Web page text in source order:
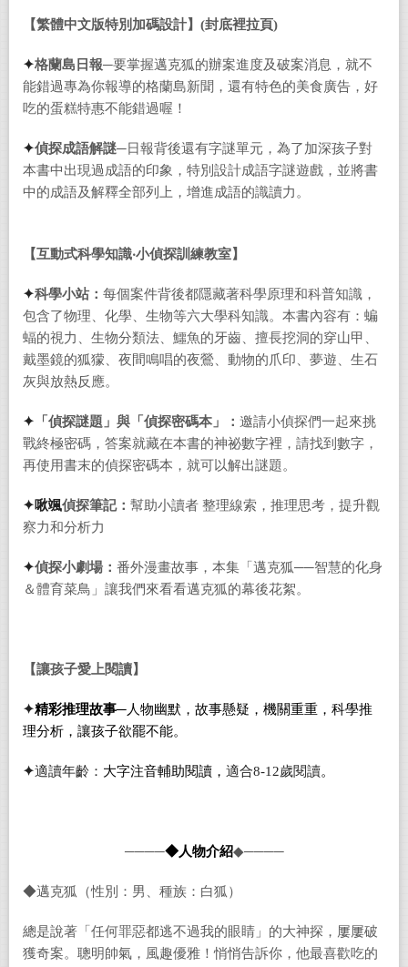
【繁體中文版特別加碼設計】(封底裡拉頁)
✦格蘭島日報─要掌握邁克狐的辦案進度及破案消息，就不
能錯過專為你報導的格蘭島新聞，還有特色的美食廣告，好
吃的蛋糕特惠不能錯過喔！
✦偵探成語解謎─日報背後還有字謎單元，為了加深孩子對
本書中出現過成語的印象，特別設計成語字謎遊戲，並將書
中的成語及解釋全部列上，增進成語的識讀力。
【互動式科學知識‧小偵探訓練教室】
✦科學小站： 每個案件背後都隱藏著科學原理和科普知識，
包含了物理、化學、生物等六大學科知識。本書內容有：蝙
蝠的視力、生物分類法、鱷魚的牙齒、擅長挖洞的穿山甲、
戴墨鏡的狐獴、夜間鳴唱的夜鶯、動物的爪印、夢遊、生石
灰與放熱反應。
✦ 「偵探謎題」與「偵探密碼本」： 邀請小偵探們一起來挑
戰終極密碼，答案就藏在本書的神祕數字裡，請找到數字，
再使用書末的偵探密碼本，就可以解出謎題。
✦啾颯偵探筆記： 幫助小讀者 整理線索，推理思考，提升觀
察力和分析力
✦偵探小劇場： 番外漫畫故事，本集「邁克狐──智慧的化身
＆體育菜鳥」讓我們來看看邁克狐的幕後花絮。
【讓孩子愛上閱讀】
✦精彩推理故事─人物幽默，故事懸疑，機關重重，科學推
理分析，讓孩子欲罷不能。
✦適讀年齡： 大字注音輔助閱讀， 適合8-12歲閱讀。
────◆人物介紹◆────
◆邁克狐（性別：男、種族：白狐）
總是說著「任何罪惡都逃不過我的眼睛」的大神探，屢屢破
獲奇案。聰明帥氣，風趣優雅！悄悄告訴你，他最喜歡吃的